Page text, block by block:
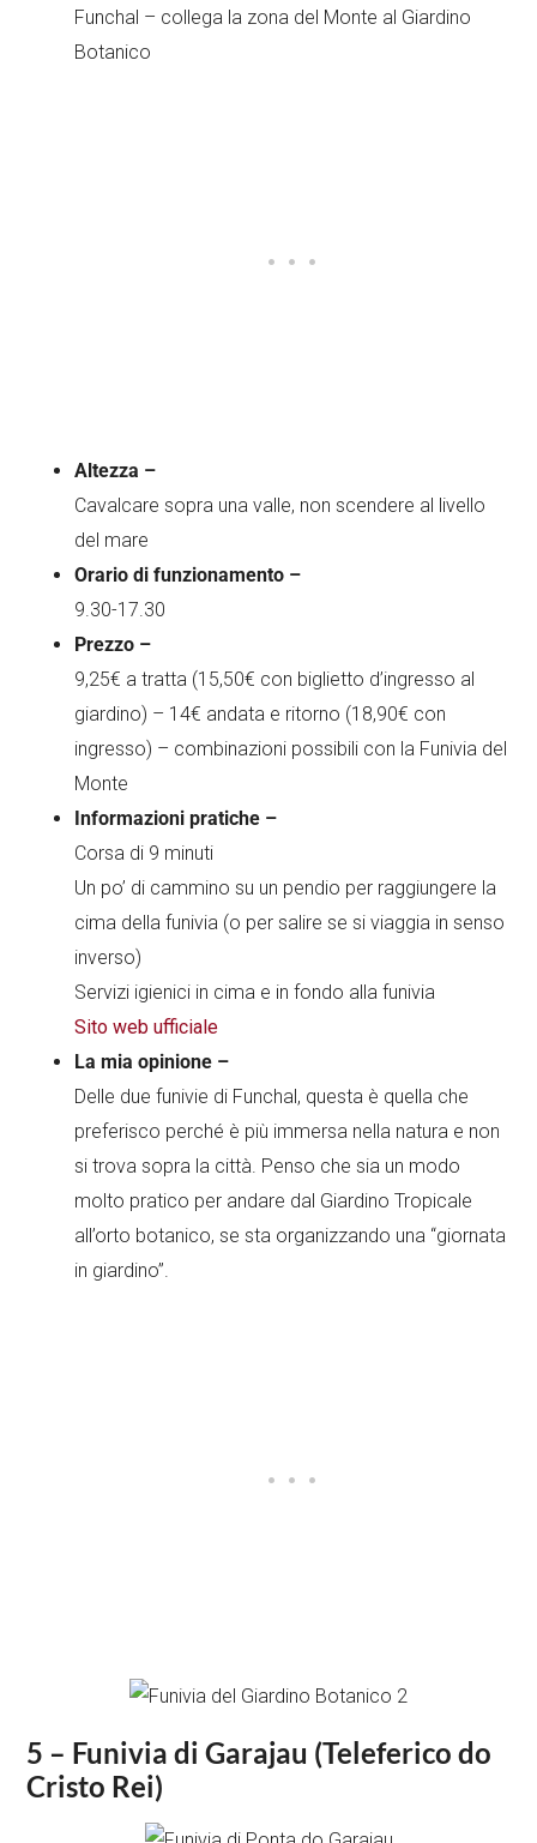
Funchal – collega la zona del Monte al Giardino
Botanico
Altezza –
Cavalcare sopra una valle, non scendere al livello
del mare
Orario di funzionamento –
9.30-17.30
Prezzo –
9,25€ a tratta (15,50€ con biglietto d’ingresso al
giardino) – 14€ andata e ritorno (18,90€ con
ingresso) – combinazioni possibili con la Funivia del
Monte
Informazioni pratiche –
Corsa di 9 minuti
Un po’ di cammino su un pendio per raggiungere la
cima della funivia (o per salire se si viaggia in senso
inverso)
Servizi igienici in cima e in fondo alla funivia
Sito web ufficiale
La mia opinione –
Delle due funivie di Funchal, questa è quella che
preferisco perché è più immersa nella natura e non
si trova sopra la città. Penso che sia un modo
molto pratico per andare dal Giardino Tropicale
all’orto botanico, se sta organizzando una “giornata
in giardino”.
5 – Funivia di Garajau (Teleferico do
Cristo Rei)